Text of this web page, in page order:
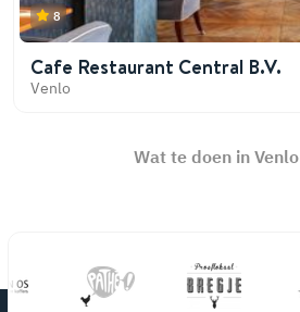
8
Cafe Restaurant Central B.V.
Venlo
Wat te doen in Venlo